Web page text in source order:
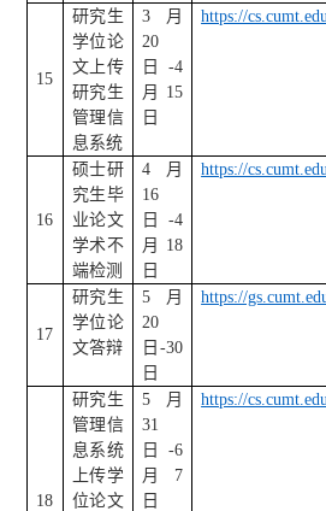
15
研究生
学位论
文上传
研究生
管理信
息系统
3 月
20
日 -4
月 15
日
https://
16
硕士研
究生毕
业论文
学术不
端检测
4 月
16
日 -4
月 18
日
https://
17
研究生
学位论
文答辩
5 月
20
日 -30
日
https://
18
研究生
管理信
息系统
上传学
位论文
5 月
31
日 -6
月 7
日
https://